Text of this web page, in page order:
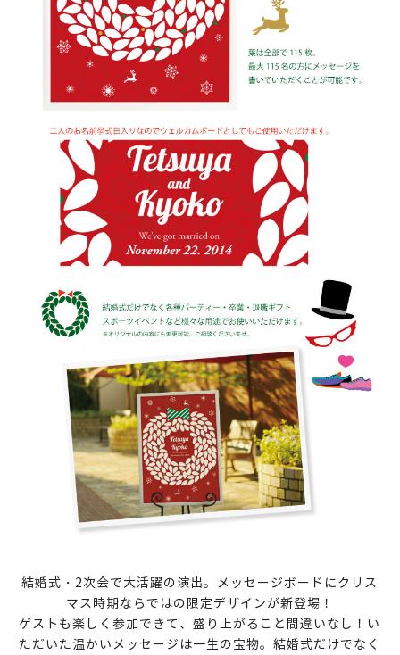
結婚式・2次会で大活躍の演出。メッセージボードにクリス
マス時期ならではの限定デザインが新登場！
ゲストも楽しく参加できて、盛り上がること間違いなし！い
ただいた温かいメッセージは一生の宝物。結婚式だけでなく